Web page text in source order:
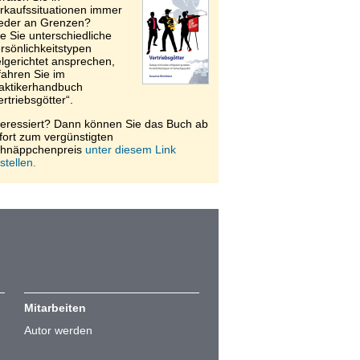
immer
an Grenzen?
Sie unterschiedliche
ansprechen,
Sie im
Dann können Sie das Buch ab
zum vergünstigten
unter diesem Link
Mitarbeiten
Autor werden